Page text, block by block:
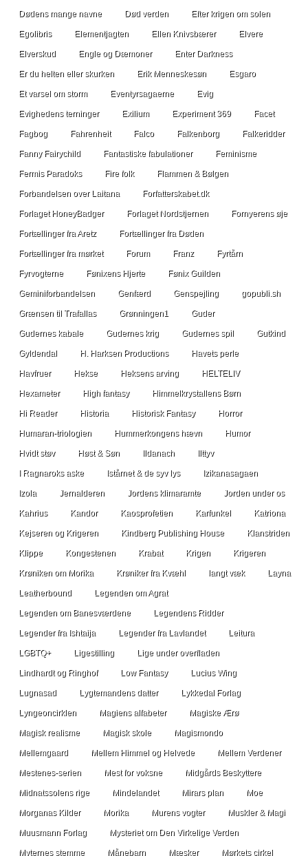
Dødens mange navne Død verden Efter krigen om solen
Egolibris Elementjagten Ellen Knivsbærer Elvere
Elverskud Engle og Dæmoner Enter Darkness
Er du helten eller skurken Erik Menneskesøn Esgaro
Et varsel om storm Eventyrsagaerne Evig
Evighedens terninger Exilium Experiment 369 Facet
Fagbog Fahrenheit Falco Falkenborg Falkeridder
Fanny Fairychild Fantastiske fabulationer Feminisme
Fermis Paradoks Fire folk Flammen & Bølgen
Forbandelsen over Laitana Forfatterskabet.dk
Forlaget HoneyBadger Forlaget Nordstjernen Fornyerens øje
Fortællinger fra Aretz Fortællinger fra Døden
Fortællinger fra mørket Forum Franz Fyrtårn
Fyrvogterne Fønixens Hjerte Fønix Guilden
Geminiforbandelsen Genfærd Genspejling gopubli.sh
Grænsen til Trafallas Grønningen1 Guder
Gudernes kabale Gudernes krig Gudernes spil Gutkind
Gyldendal H. Harksen Productions Havets perle
Havfruer Hekse Heksens arving HELTELIV
Hexameter High fantasy Himmelkrystallens Børn
Hi Reader Historia Historisk Fantasy Horror
Humaran-triologien Hummerkongens hævn Humor
Hvidt støv Høst & Søn Ildanach Ilttyv
I Ragnaroks aske Istårnet & de syv lys Izikanasagaen
Izola Jernalderen Jordens klimaramte Jorden under os
Kahrius Kandor Kaosprofetien Karfunkel Katriona
Kejseren og Krigeren Kindberg Publishing House Klanstriden
Klippe Kongestenen Krabat Krigen Krigeren
Krøniken om Morika Krøniker fra Kvæhl langt væk Layna
Leatherbound Legenden om Agrat
Legenden om Banesværdene Legendens Ridder
Legender fra Ishtaija Legender fra Lavlandet Leitura
LGBTQ+ Ligestilling Lige under overfladen
Lindhardt og Ringhof Low Fantasy Lucius Wing
Lugnasad Lygtemandens datter Lykkedal Forlag
Lyngeoncirklen Magiens alfabeter Magiske Ærø
Magisk realisme Magisk skole Magismondo
Mellemgaard Mellem Himmel og Helvede Mellem Verdener
Mestenes-serien Mest for voksne Midgårds Beskyttere
Midnatssolens rige Mindelandet Mirars plan Moe
Morganas Kilder Morika Murens vogter Muskler & Magi
Muusmann Forlag Mysteriet om Den Virkelige Verden
Myternes stemme Månebarn Mæsker Mørkets cirkel